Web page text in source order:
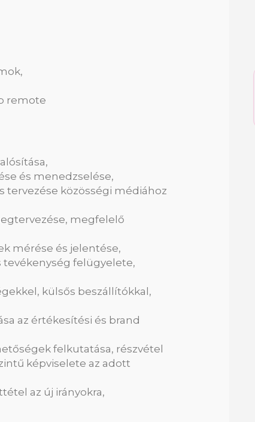
remote
és menedzselése,
tervezése közösségi médiához
megfelelő
mérése és jelentése,
felügyelete,
külsős beszállítókkal,
az értékesítési és brand
felkutatása, részvétel
képviselete az adott
az új irányokra,